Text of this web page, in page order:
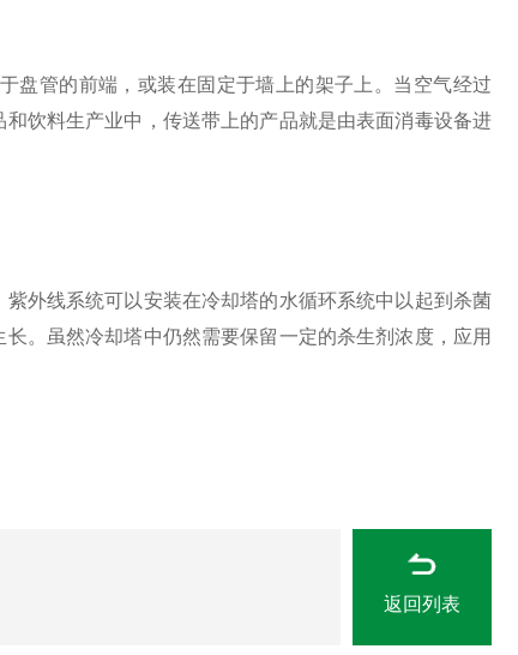
管的前端，或装在固定于墙上的架子上。当空气经过
饮料生产业中，传送带上的产品就是由表面消毒设备进
外线系统可以安装在冷却塔的水循环系统中以起到杀菌
。虽然冷却塔中仍然需要保留一定的杀生剂浓度，应用
返回列表